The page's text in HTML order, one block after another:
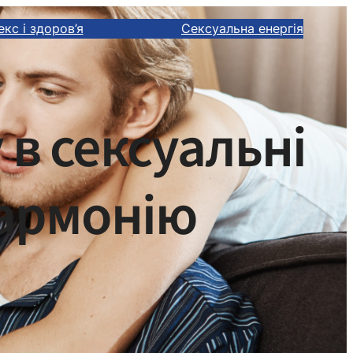
і здоров’я Сексуальна енергія
сексуальні